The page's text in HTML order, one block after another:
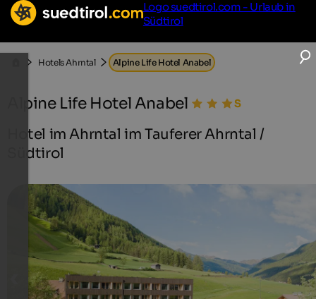
Logo suedtirol.com - Urlaub in
Südtirol
Hotels Ahrntal Alpine Life Hotel Anabel
Alpine Life Hotel Anabel
Hotel im Ahrntal im Tauferer Ahrntal /
Südtirol